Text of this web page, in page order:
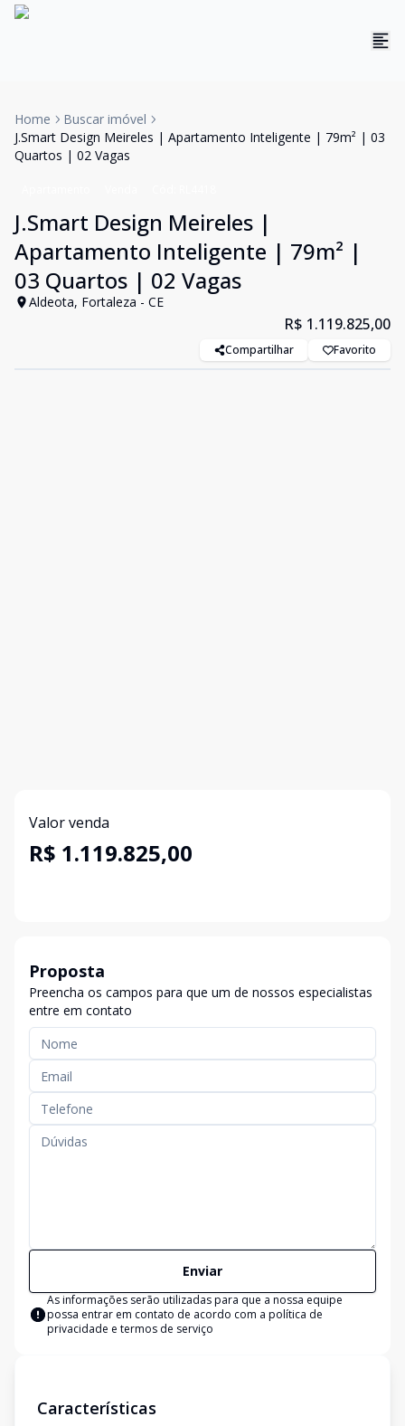
Home
Buscar imóvel
J.Smart Design Meireles | Apartamento Inteligente | 79m² | 03
Quartos | 02 Vagas
J.Smart Design Meireles |
Apartamento Inteligente | 79m² |
03 Quartos | 02 Vagas
Aldeota, Fortaleza - CE
R$ 1.119.825,00
Compartilhar Favorito
Valor venda
R$ 1.119.825,00
Proposta
Preencha os campos para que um de nossos especialistas
entre em contato
Enviar
As informações serão utilizadas para que a nossa equipe
possa entrar em contato de acordo com a política de
privacidade e termos de serviço
Características